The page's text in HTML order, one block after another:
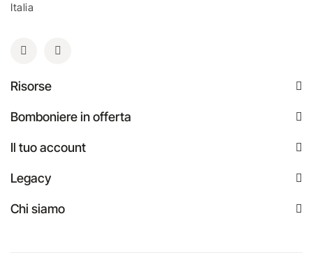
Italia
Risorse
Bomboniere in offerta
Il tuo account
Legacy
Chi siamo